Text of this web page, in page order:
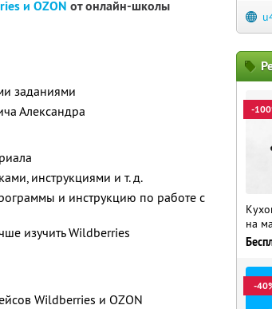
и OZON от онлайн-школы
заданиями
Александра
инструкциями и т. д.
и инструкцию по работе с
изучить Wildberries
Wildberries и OZON
-
на
-